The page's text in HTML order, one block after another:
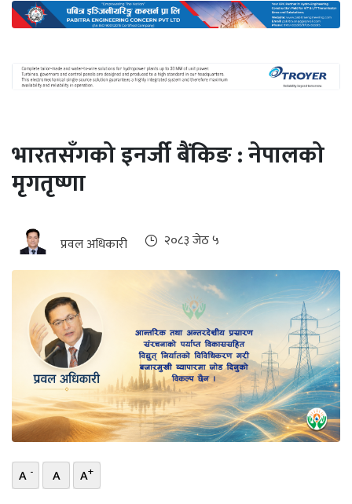
ऊर्जा
दक्षता
खबर
हरित
इभी
सम्पादकीय
बैंक
पर्यटन
भिडियो
छापा
खोज
प्रोफाइल
भारतसँगको इनर्जी बैंकिङ : नेपालको
मृगतृष्णा
प्रवल अधिकारी २०८३ जेठ ५
A - A A+